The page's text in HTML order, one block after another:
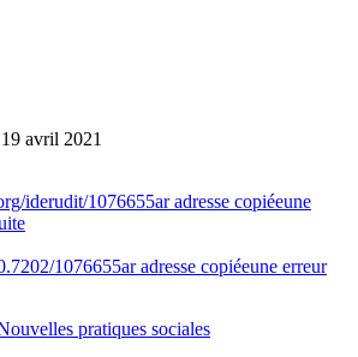
avril 2021
iderudit/1076655aradresse copiéeune
1076655aradresse copiéeune erreur
pratiques sociales